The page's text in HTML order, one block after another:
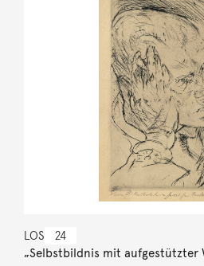
LOS 24
„Selbstbildnis mit aufgestützter